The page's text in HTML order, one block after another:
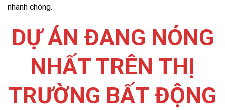
nhanh chóng.
DỰ ÁN ĐANG NÓNG
NHẤT TRÊN THỊ
TRƯỜNG BẤT ĐỘNG